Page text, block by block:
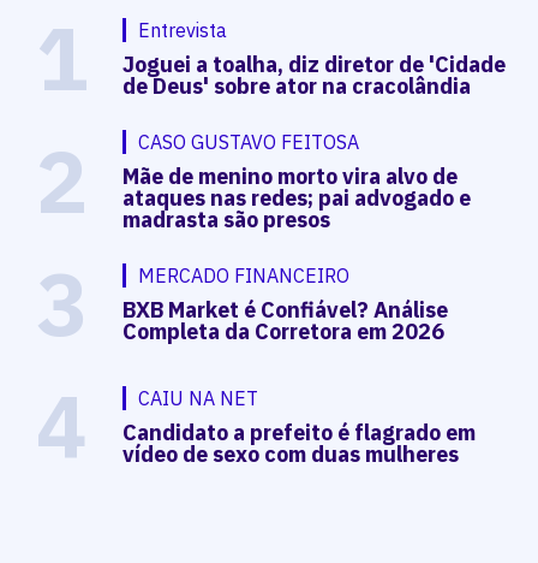
1 Entrevista
Joguei a toalha, diz diretor de 'Cidade
de Deus' sobre ator na cracolândia
2 CASO GUSTAVO FEITOSA
Mãe de menino morto vira alvo de
ataques nas redes; pai advogado e
madrasta são presos
3 MERCADO FINANCEIRO
BXB Market é Confiável? Análise
Completa da Corretora em 2026
4 CAIU NA NET
Candidato a prefeito é flagrado em
vídeo de sexo com duas mulheres